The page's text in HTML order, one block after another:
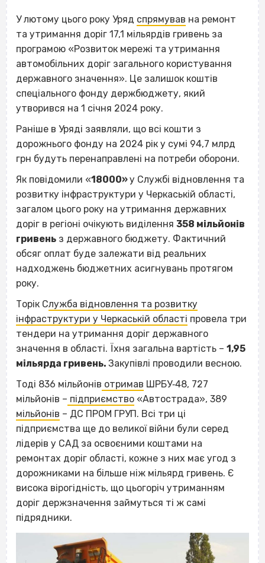
У лютому цього року Уряд спрямував на ремонт
та утримання доріг 17,1 мільярдів гривень за
програмою «Розвиток мережі та утримання
автомобільних доріг загального користування
державного значення». Це залишок коштів
спеціального фонду держбюджету, який
утворився на 1 січня 2024 року.
Раніше в Уряді заявляли, що всі кошти з
дорожнього фонду на 2024 рік у сумі 94,7 млрд
грн будуть перенаправлені на потреби оборони.
Як повідомили «18000»у Службі відновлення та
розвитку інфраструктури у Черкаській області,
загалом цього року на утримання державних
доріг в регіоні очікують виділення 358 мільйонів
гривень з державного бюджету. Фактичний
обсяг оплат буде залежати від реальних
надходжень бюджетних асигнувань протягом
року.
Торік Служба відновлення та розвитку
інфраструктури у Черкаській області провела три
тендери на утримання доріг державного
значення в області. Їхня загальна вартість – 1,95
мільярда гривень. Закупівлі проводили весною.
Тоді 836 мільйонів отримав ШРБУ‐48, 727
мільйонів – підприємство «Автострада», 389
мільйонів – ДС ПРОМ ГРУП. Всі три ці
підприємства ще до великої війни були серед
лідерів у САД за освоєними коштами на
ремонтах доріг області, кожне з них має угод з
дорожниками на більше ніж мільярд гривень. Є
висока вірогідність, що цьогоріч утриманням
доріг держзначення займуться ті ж самі
підрядники.